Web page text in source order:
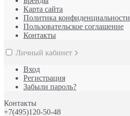
Карта сайта
Политика конфиденциальности
Пользовательское соглашение
Контакты
Личный кабинет
Вход
Регистрация
Забыли пароль?
Контакты
+7(495)120-50-48